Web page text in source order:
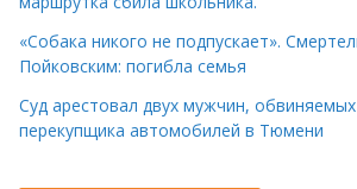
«Собака никого не подпускает».
Пойковским: погибла семья
Суд арестовал двух мужчин,
перекупщика автомобилей в Тюмени